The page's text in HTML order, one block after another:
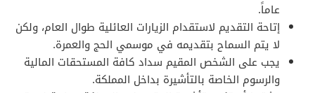
عاماً.
إتاحة التقديم لاستقدام الزيارات العائلية طوال العام، ولكن
لا يتم السماح بتقديمه في موسمي الحج والعمرة.
يجب على الشخص المقيم سداد كافة المستحقات المالية
والرسوم الخاصة بالتأشيرة بداخل المملكة.